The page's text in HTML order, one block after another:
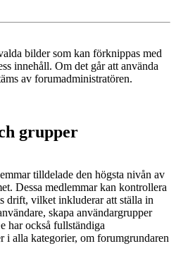
bilder som kan förknippas med
innehåll. Om det går att använda
av forumadministratören.
grupper
tilldelade den högsta nivån av
Dessa medlemmar kan kontrollera
drift, vilket inkluderar att ställa in
skapa användargrupper
har också fullständiga
i alla kategorier, om forumgrundaren